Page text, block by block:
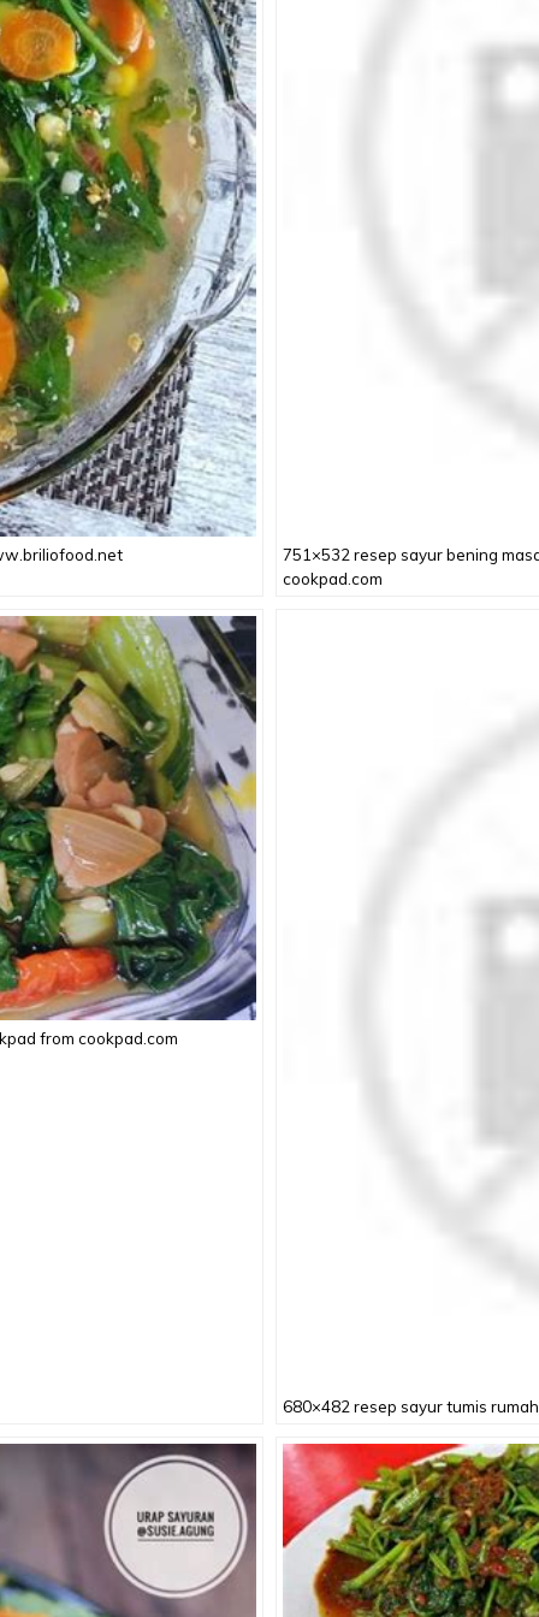
751×532 resep sayur bening
cookpad.com
from cookpad.com
680×482 resep sayur tumis